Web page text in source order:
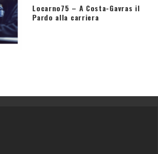
Locarno75 – A Costa-Gavras il
Pardo alla carriera